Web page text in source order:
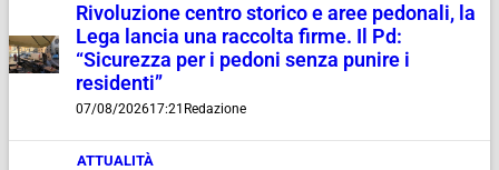
Rivoluzione centro storico e aree pedonali, la
Lega lancia una raccolta firme. Il Pd:
“Sicurezza per i pedoni senza punire i
residenti”
07/08/202617:21 Redazione
ATTUALITÀ